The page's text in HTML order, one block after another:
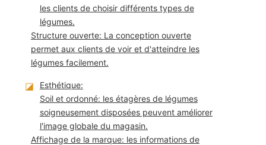
les clients de choisir différents types de
légumes.
Structure ouverte: La conception ouverte
permet aux clients de voir et d'atteindre les
légumes facilement.
◪
Esthétique:
Soil et ordonné: les étagères de légumes
soigneusement disposées peuvent améliorer
l'image globale du magasin.
Affichage de la marque: les informations de